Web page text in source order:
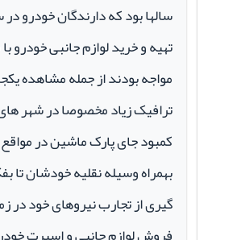
سالها بود که دارندگان خودرو
تهیه و خرید لوازم جانبی
مواجه بودند از جمله مشاهده
ترافیک زیاد مخصوصا در شهر
کمبود جای پارک ماشین در مواقع
بهمراه وسیله نقلیه خودشان تا
گیری از تجارب نیروهای خود در